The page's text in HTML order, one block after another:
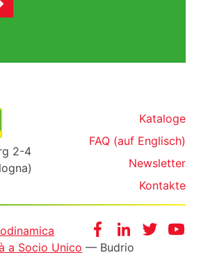
2-4
Kataloge
FAQ (auf Englisch)
Newsletter
Kontakte
FacebookInstagram
Twitter
a Socio Unico — Budrio